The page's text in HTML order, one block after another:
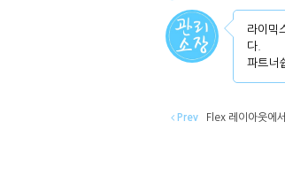
라이믹
다.
파트너
Prev Flex 레이아웃에